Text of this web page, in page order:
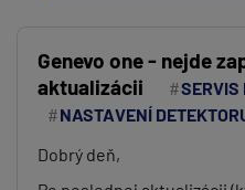
Genevo one - nejde
aktualizácii
SERVIS
NASTAVENÍ
Dobrý deň,